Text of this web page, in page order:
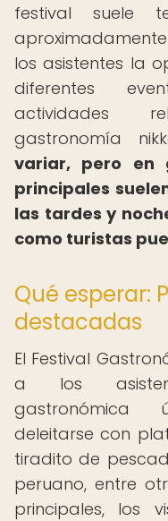
festival suele
los asistentes la
diferentes
actividades
gastronomía
variar, pero en
principales
las tardes y
como turistas
Qué esperar:
destacadas
El Festival
a los
gastronómica
deleitarse con
tiradito de
peruano, entre
principales, los